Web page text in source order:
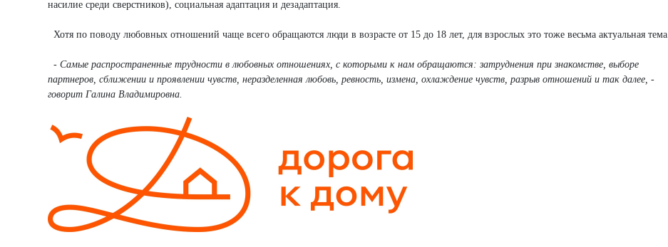
насилие среди сверстников), социальная адаптация и дезадаптация.
Хотя по поводу любовных отношений чаще всего обращаются люди в возрасте от 15 до 18 лет, для взрослых это тоже весьма актуальная тема.
- Самые распространенные трудности в любовных отношениях, с которыми к нам обращаются: затруднения при знакомстве, выборе
партнеров, сближении и проявлении чувств, неразделенная любовь, ревность, измена, охлаждение чувств, разрыв отношений и так далее, -
говорит Галина Владимировна.